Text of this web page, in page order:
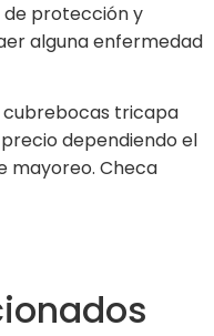
de protección y
alguna enfermedad
cubrebocas tricapa
dependiendo el
mayoreo. Checa